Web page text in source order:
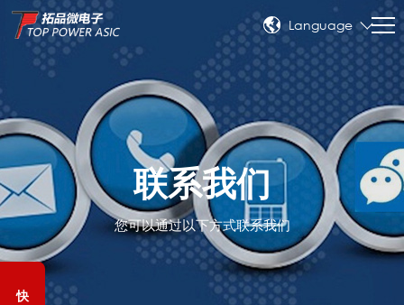
Language
快
联系我们
您可以通过以下方式联系我们